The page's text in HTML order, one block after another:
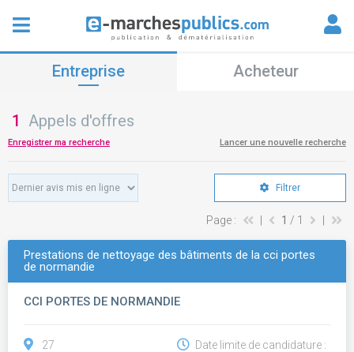
Entreprise Acheteur
1 Appels d'offres
Enregistrer ma recherche Lancer une nouvelle recherche
Filtrer
Page : 1 / 1
Prestations de nettoyage des bâtiments de la cci portes
de normandie
CCI PORTES DE NORMANDIE
27
Date limite de candidature :